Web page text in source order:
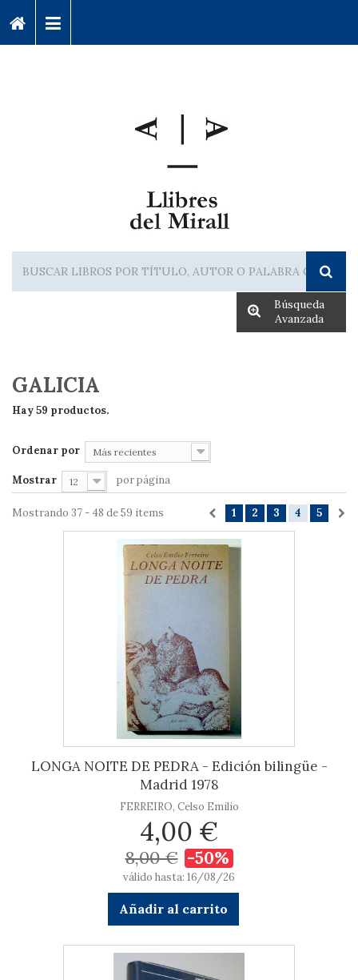
Búsqueda
Avanzada
GALICIA
Hay 59 productos.
Ordenar por Más recientes
Mostrar 12 por página
1 2 3 4 5
Mostrando 37 - 48 de 59 items
LONGA NOITE DE PEDRA - Edición bilingüe -
Madrid 1978
FERREIRO, Celso Emilio
4,00 €
8,00 € -50%
válido hasta: 16/08/26
Añadir al carrito